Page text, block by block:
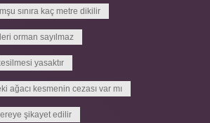
sınıra kaç metre dikilir
orman sayılmaz
yasaktır
ağacı kesmenin cezası var mı
şikayet edilir